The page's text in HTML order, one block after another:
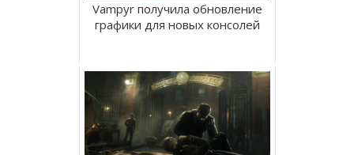
Vampyr получила обновление
графики для новых консолей